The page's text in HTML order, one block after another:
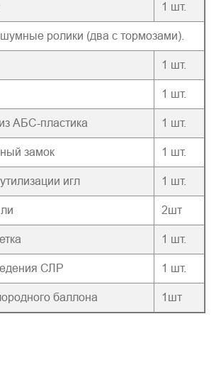
1 шт.
ролики (два с тормозами).
1 шт.
1 шт.
АБС-пластика 1 шт.
замок 1 шт.
игл 1 шт.
2шт
1 шт.
СЛР 1 шт.
баллона 1шт